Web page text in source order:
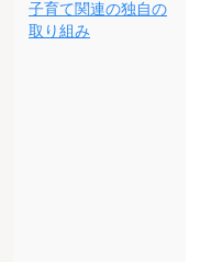
子育て関連の独自の
取り組み